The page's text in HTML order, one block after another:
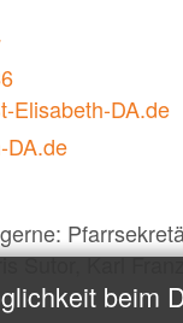
Elisabeth-DA.de
DA.de
Sutor, Karl
beim